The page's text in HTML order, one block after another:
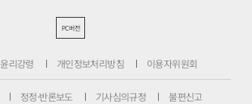
PC버전
윤리강령 개인정보처리방침 이용자위원회
정정·반론보도 기사심의규정 불편신고